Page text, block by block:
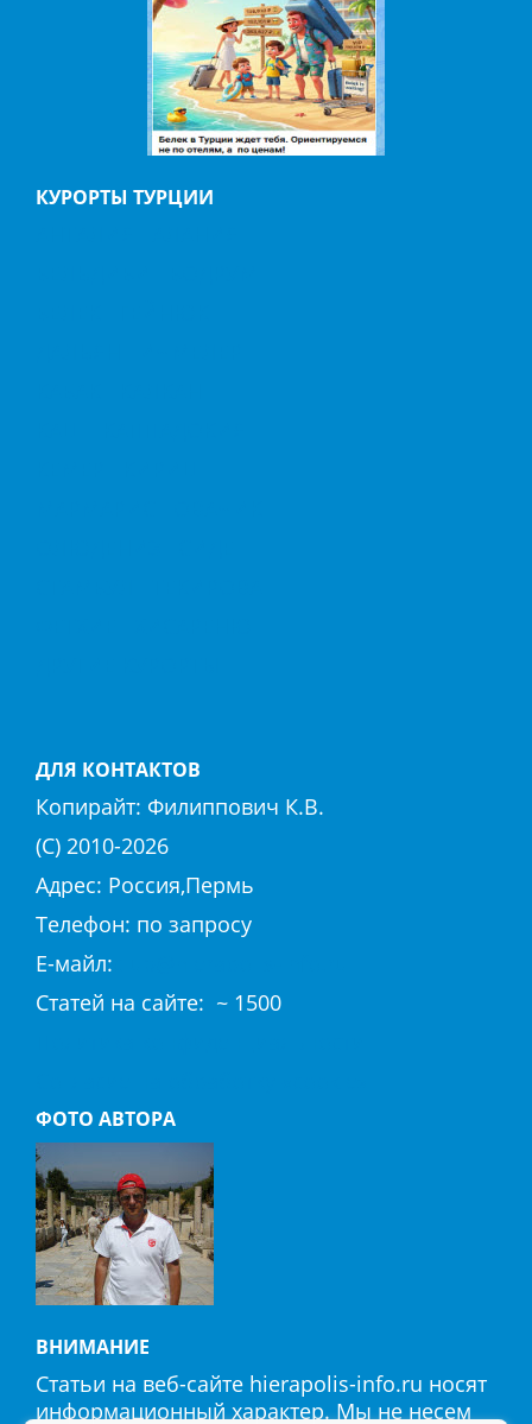
КУРОРТЫ ТУРЦИИ
ДЛЯ КОНТАКТОВ
Копирайт: Филиппович К.В.
(С) 2010-2026
Адрес: Россия,Пермь
Телефон: по запросу
E-майл:
Cтaтeй нa caйтe: ~ 1500
ФОТО АВТОРА
ВНИМАНИЕ
Статьи на веб-сайте hierapolis-info.ru носят
информационный характер. Мы не несем